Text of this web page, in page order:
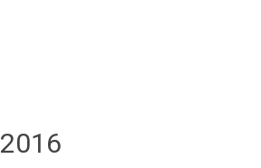
2016